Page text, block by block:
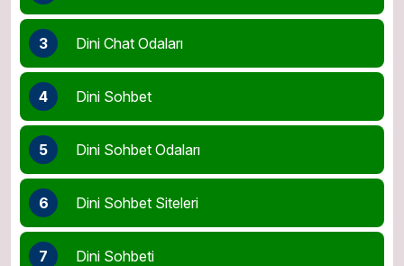
3 Dini Chat Odaları
4 Dini Sohbet
5 Dini Sohbet Odaları
6 Dini Sohbet Siteleri
7 Dini Sohbeti